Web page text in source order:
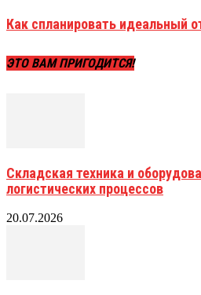
Как спланировать идеальный
ЭТО ВАМ ПРИГОДИТСЯ!
Складская техника и
логистических процессов
20.07.2026